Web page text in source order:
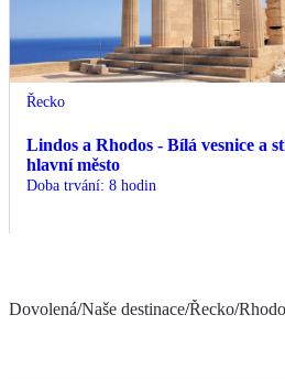
Řecko
Lindos a Rhodos - Bílá vesnice a
hlavní město
Doba trvání: 8 hodin
Dovolená/Naše destinace/Řecko/